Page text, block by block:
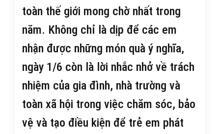
toàn thế giới mong chờ nhất trong
năm. Không chỉ là dịp để các em
nhận được những món quà ý nghĩa,
ngày 1/6 còn là lời nhắc nhở về trách
nhiệm của gia đình, nhà trường và
toàn xã hội trong việc chăm sóc, bảo
vệ và tạo điều kiện để trẻ em phát